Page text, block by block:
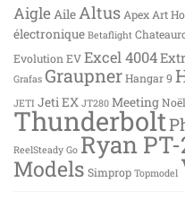
Aigle Aile Altus Apex Art
électronique Betaflight
Evolution EVExcel 4004
Grafas GraupnerHangar 9
JETI Jeti EX JT280 MeetingNoël
Thunderbolt
ReelSteady Go Ryan
Models Simprop Topmodel